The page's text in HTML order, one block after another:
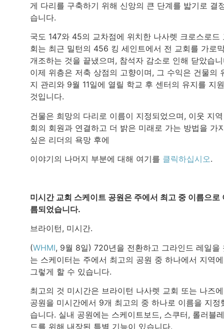
게 다리를 구축하기 위해 신앙의 큰 단계를 밟기로 결
습니다.
국도 147와 45의 교차점에 위치한 나사렛 크로스로드
회는 최근 밀턴의 456 킹 세인트에서 전 교회를 가로
개조하는 것을 끝냈으며, 참석자 감소로 인해 닫았습
이제 위층은 저축 상점의 고향이며, 그 수익은 건물의
지 관리와 9월 11일에 열릴 학교 후 센터의 유지를 지
것입니다.
건물은 희망의 다리로 이름이 지정되었으며, 이웃 지
회의 회원과 연결하고 더 밝은 미래로 가는 방법을 가
싶은 리더의 욕망 후에
이야기의 나머지 부분에 대해 여기를 클릭하십시오.
미시간 교회 스케이트 공원은 주에서 최고 중 이름으로
름되었습니다.
브라이턴, 미시간.
(WHMI, 9월 8일) 720년을 전환하고 그라인드 레일을
는 스케이터는 주에서 최고의 공원 중 하나에서 지역
그렇게 할 수 있습니다.
최고의 것 미시간은 브라이턴 나사렛 교회 또는 나즈
공원을 미시간에서 9개 최고의 중 하나로 이름을 지정
습니다. 실내 공원에는 스케이트보드, 스쿠터, 롤러블
드를 위해 내장된 특별 기능이 있습니다.